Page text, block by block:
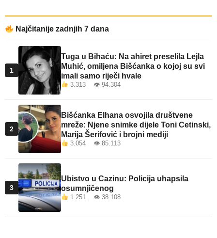
Najčitanije zadnjih 7 dana
1
Tuga u Bihaću: Na ahiret preselila Lejla
Muhić, omiljena Bišćanka o kojoj su svi
imali samo riječi hvale
3.313 👁 94.304
2
Bišćanka Elhana osvojila društvene
mreže: Njene snimke dijele Toni Cetinski,
Marija Šerifović i brojni mediji
3.054 👁 85.113
3
Ubistvo u Cazinu: Policija uhapsila
osumnjičenog
1.251 👁 38.108